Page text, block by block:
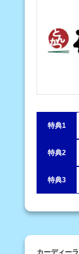
特典1
特典2
特典3
カーディー